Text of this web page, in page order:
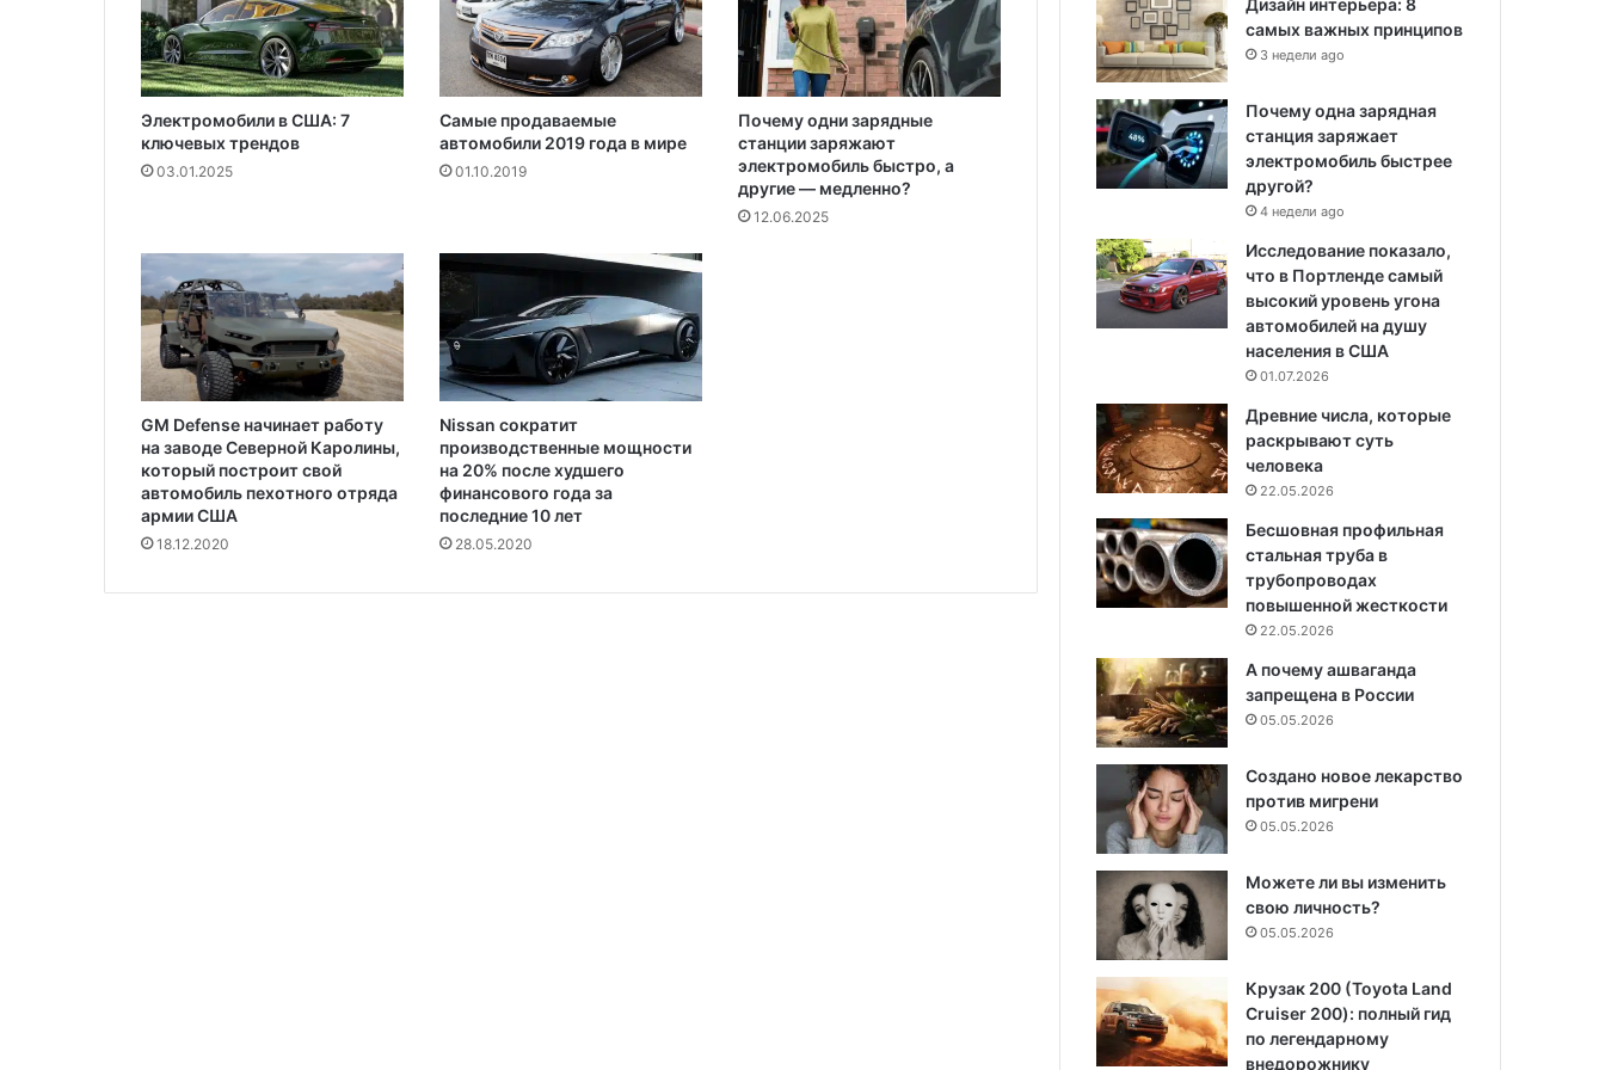
d
в
Р
о
с
с
и
и
б
е
и
Г
Электромобили в США: 7
ключевых трендов
03.01.2025
Самые продаваемые
автомобили 2019 года в мире
01.10.2019
Почему одни зарядные
станции заряжают
электромобиль быстро, а
другие — медленно?
12.06.2025
GM Defense начинает работу
на заводе Северной Каролины,
который построит свой
автомобиль пехотного отряда
армии США
18.12.2020
Nissan сократит
производственные мощности
на 20% после худшего
финансового года за
последние 10 лет
28.05.2020
Дизайн интерьера: 8
самых важных принципов
3 недели ago
Почему одна зарядная
станция заряжает
электромобиль быстрее
другой?
4 недели ago
Исследование показало,
что в Портленде самый
высокий уровень угона
автомобилей на душу
населения в США
01.07.2026
Древние числа, которые
раскрывают суть
человека
22.05.2026
Бесшовная профильная
стальная труба в
трубопроводах
повышенной жесткости
22.05.2026
А почему ашваганда
запрещена в России
05.05.2026
Создано новое лекарство
против мигрени
05.05.2026
Можете ли вы изменить
свою личность?
05.05.2026
Крузак 200 (Toyota Land
Cruiser 200): полный гид
по легендарному
внедорожнику